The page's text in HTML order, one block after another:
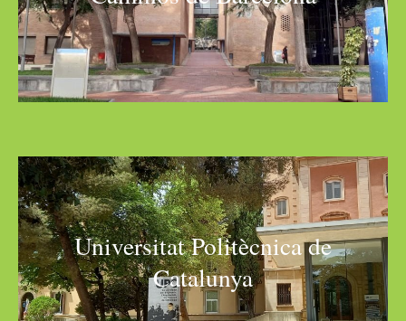
Universitat Politècnica de
Catalunya